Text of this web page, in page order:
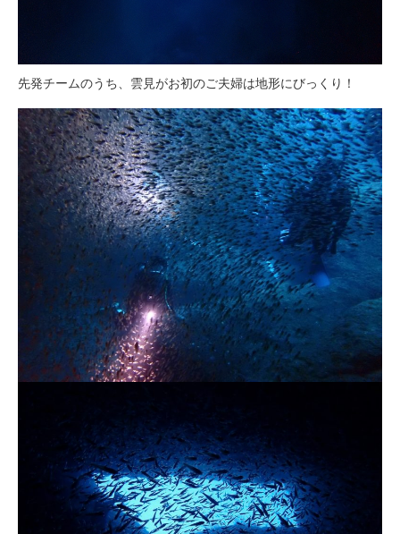
先発チームのうち、雲見がお初のご夫婦は地形にびっくり！